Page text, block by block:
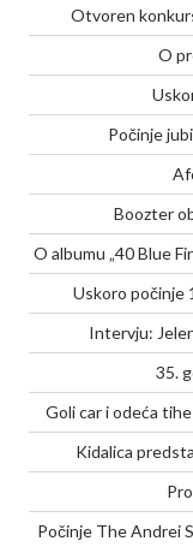
Otvoren
O
Počinje
Boozter
O albumu „40 Blue
Uskoro počinje
Intervju:
35.
Goli car i odeća
Kidalica
Počinje The Andrei